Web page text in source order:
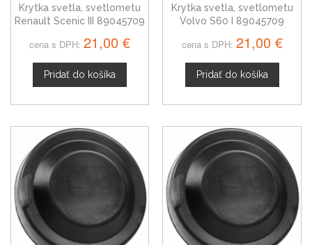
Krytka svetla, svetlometu
Renault Scenic III 89045709
cena s DPH: 21,00 €
Pridať do košíka
Krytka svetla, svetlometu
Volvo S60 I 89045709
cena s DPH: 21,00 €
Pridať do košíka